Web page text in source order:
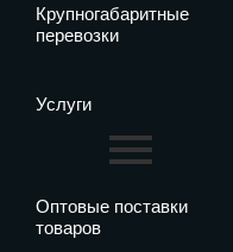
Крупногабаритные
перевозки
Услуги
Оптовые поставки
товаров